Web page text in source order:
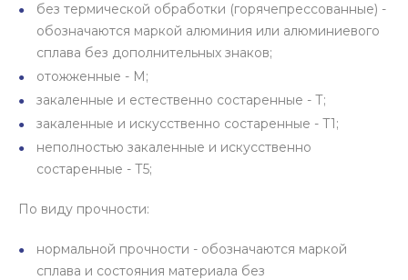
без термической обработки (горячепрессованные) -
обозначаются маркой алюминия или алюминиевого
сплава без дополнительных знаков;
отожженные - М;
закаленные и естественно состаренные - Т;
закаленные и искусственно состаренные - Т1;
неполностью закаленные и искусственно
состаренные - Т5;
По виду прочности:
нормальной прочности - обозначаются маркой
сплава и состояния материала без